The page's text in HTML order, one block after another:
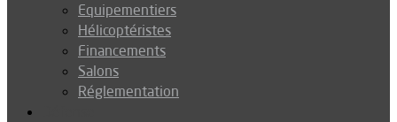
Equipementiers
Hélicoptéristes
Financements
Salons
Réglementation